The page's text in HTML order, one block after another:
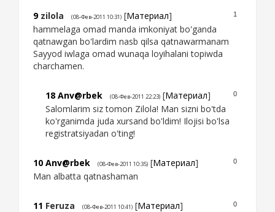
1
9 zilola (08-Фев-2011 10:31) [Материал]
hammelaga omad manda imkoniyat bo'ganda
qatnawgan bo'lardim nasb qilsa qatnawarmanam
Sayyod iwlaga omad wunaqa loyihalani topiwda
charchamen.
0
18 Anv@rbek (08-Фев-2011 22:23) [Материал]
Salomlarim siz tomon Zilola! Man sizni bo'tda
ko'rganimda juda xursand bo'ldim! Ilojisi bo'lsa
registratsiyadan o'ting!
0
10 Anv@rbek (08-Фев-2011 10:35) [Материал]
Man albatta qatnashaman
0
11 Feruza (08-Фев-2011 10:41) [Материал]